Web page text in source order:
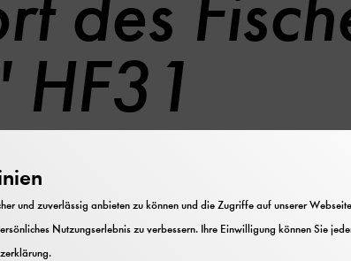
und zuverlässig anbieten zu können und die Zugriffe auf unserer
Nutzungserlebnis zu verbessern. Ihre Einwilligung können Sie
.